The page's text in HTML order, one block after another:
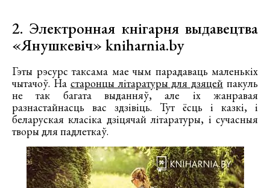
2. Электронная кнігарня выдавецтва
«Янушкевіч» kniharnia.by
Гэты рэсурс таксама мае чым парадаваць маленькіх
чытачоў. На старонцы літаратуры для дзяцей пакуль
не так багата выданняў, але іх жанравая
разнастайнасць вас здзівіць. Тут ёсць і казкі, і
беларуская класіка дзіцячай літаратуры, і сучасныя
творы для падлеткаў.